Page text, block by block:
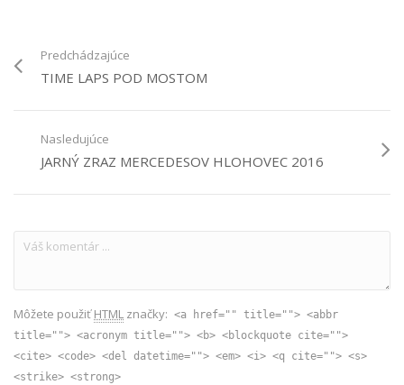
Predchádzajúce
TIME LAPS POD MOSTOM
Nasledujúce
JARNÝ ZRAZ MERCEDESOV HLOHOVEC 2016
Môžete použiťHTML značky: <a href="" title=""> <abbr
title=""> <acronym title=""> <b> <blockquote cite="">
<cite> <code> <del datetime=""> <em> <i> <q cite=""> <s>
<strike> <strong>